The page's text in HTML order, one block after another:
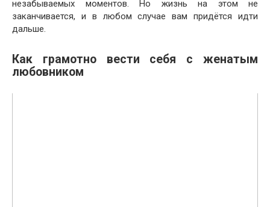
незабываемых моментов. Но жизнь на этом не
заканчивается, и в любом случае вам придётся идти
дальше.
Как грамотно вести себя с женатым
любовником